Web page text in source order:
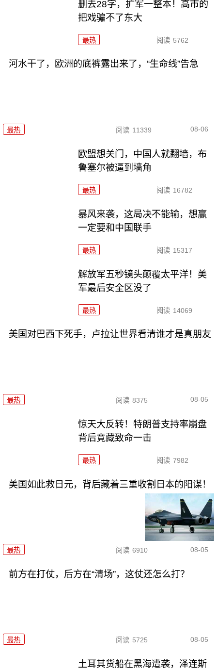
删去28字，扩军一整本！高市的
把戏骗不了东大
最热 阅读 5762
河水干了，欧洲的底裤露出来了，“生命线”告急
最热 阅读 11339 08-06
欧盟想关门，中国人就翻墙，布
鲁塞尔被逼到墙角
最热 阅读 16782
暴风来袭，这局决不能输，想赢
一定要和中国联手
最热 阅读 15317
解放军五秒镜头颠覆太平洋！美
军最后安全区没了
最热 阅读 14069
美国对巴西下死手，卢拉让世界看清谁才是真朋友
最热 阅读 8375 08-05
惊天大反转！特朗普支持率崩盘
背后竟藏致命一击
最热 阅读 7982
美国如此救日元，背后藏着三重收割日本的阳谋！
最热 阅读 6910 08-05
前方在打仗，后方在“清场”，这仗还怎么打？
最热 阅读 5725 08-05
土耳其货船在黑海遭袭，泽连斯